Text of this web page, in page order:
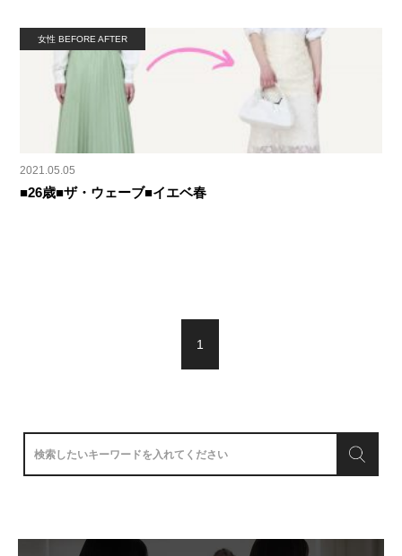
女性 BEFORE AFTER
2021.05.05
■26歳■ザ・ウェーブ■イエベ春
1